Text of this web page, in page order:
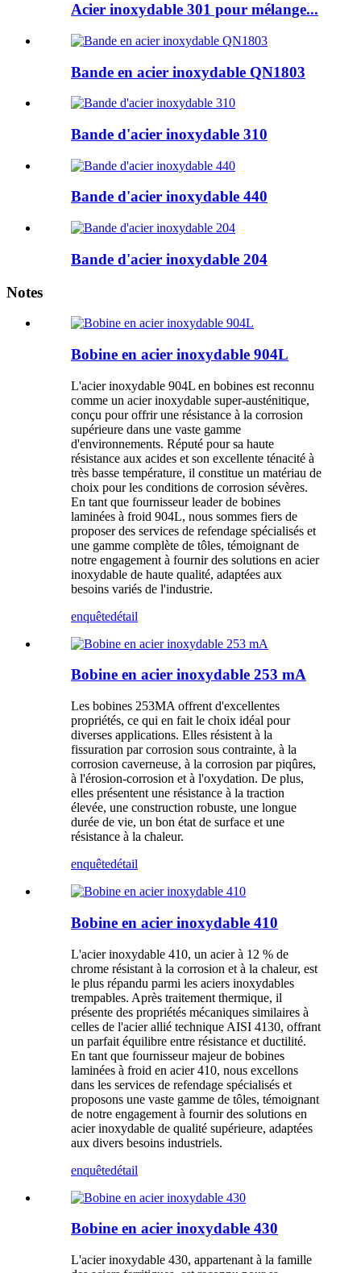
Acier inoxydable 301 pour mélange...
Bande en acier inoxydable QN1803
Bande d'acier inoxydable 310
Bande d'acier inoxydable 440
Bande d'acier inoxydable 204
Notes
Bobine en acier inoxydable 904L
L'acier inoxydable 904L en bobines est reconnu
comme un acier inoxydable super-austénitique,
conçu pour offrir une résistance à la corrosion
supérieure dans une vaste gamme
d'environnements. Réputé pour sa haute
résistance aux acides et son excellente ténacité à
très basse température, il constitue un matériau de
choix pour les conditions de corrosion sévères.
En tant que fournisseur leader de bobines
laminées à froid 904L, nous sommes fiers de
proposer des services de refendage spécialisés et
une gamme complète de tôles, témoignant de
notre engagement à fournir des solutions en acier
inoxydable de haute qualité, adaptées aux
besoins variés de l'industrie.
enquêtedétail
Bobine en acier inoxydable 253 mA
Les bobines 253MA offrent d'excellentes
propriétés, ce qui en fait le choix idéal pour
diverses applications. Elles résistent à la
fissuration par corrosion sous contrainte, à la
corrosion caverneuse, à la corrosion par piqûres,
à l'érosion-corrosion et à l'oxydation. De plus,
elles présentent une résistance à la traction
élevée, une construction robuste, une longue
durée de vie, un bon état de surface et une
résistance à la chaleur.
enquêtedétail
Bobine en acier inoxydable 410
L'acier inoxydable 410, un acier à 12 % de
chrome résistant à la corrosion et à la chaleur, est
le plus répandu parmi les aciers inoxydables
trempables. Après traitement thermique, il
présente des propriétés mécaniques similaires à
celles de l'acier allié technique AISI 4130, offrant
un parfait équilibre entre résistance et ductilité.
En tant que fournisseur majeur de bobines
laminées à froid en acier 410, nous excellons
dans les services de refendage spécialisés et
proposons une vaste gamme de tôles, témoignant
de notre engagement à fournir des solutions en
acier inoxydable de qualité supérieure, adaptées
aux divers besoins industriels.
enquêtedétail
Bobine en acier inoxydable 430
L'acier inoxydable 430, appartenant à la famille